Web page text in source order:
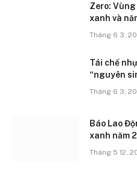
Zero:
xanh và
Tháng 6 3,
Tái chế
“nguyên
Tháng 6 3,
Báo Lao
xanh năm
Tháng 5 12,